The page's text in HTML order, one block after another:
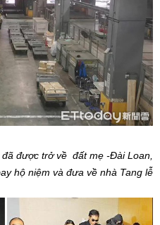
được trở về đất mẹ -Đài Loan,
hộ niệm và đưa về nhà Tang lễ